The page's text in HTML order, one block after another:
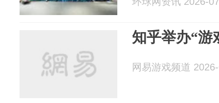
知乎举办“游
网易游戏频道